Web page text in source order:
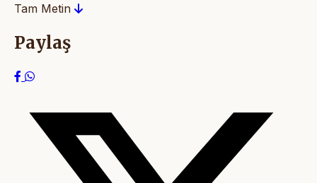
Tam Metin
Paylaş